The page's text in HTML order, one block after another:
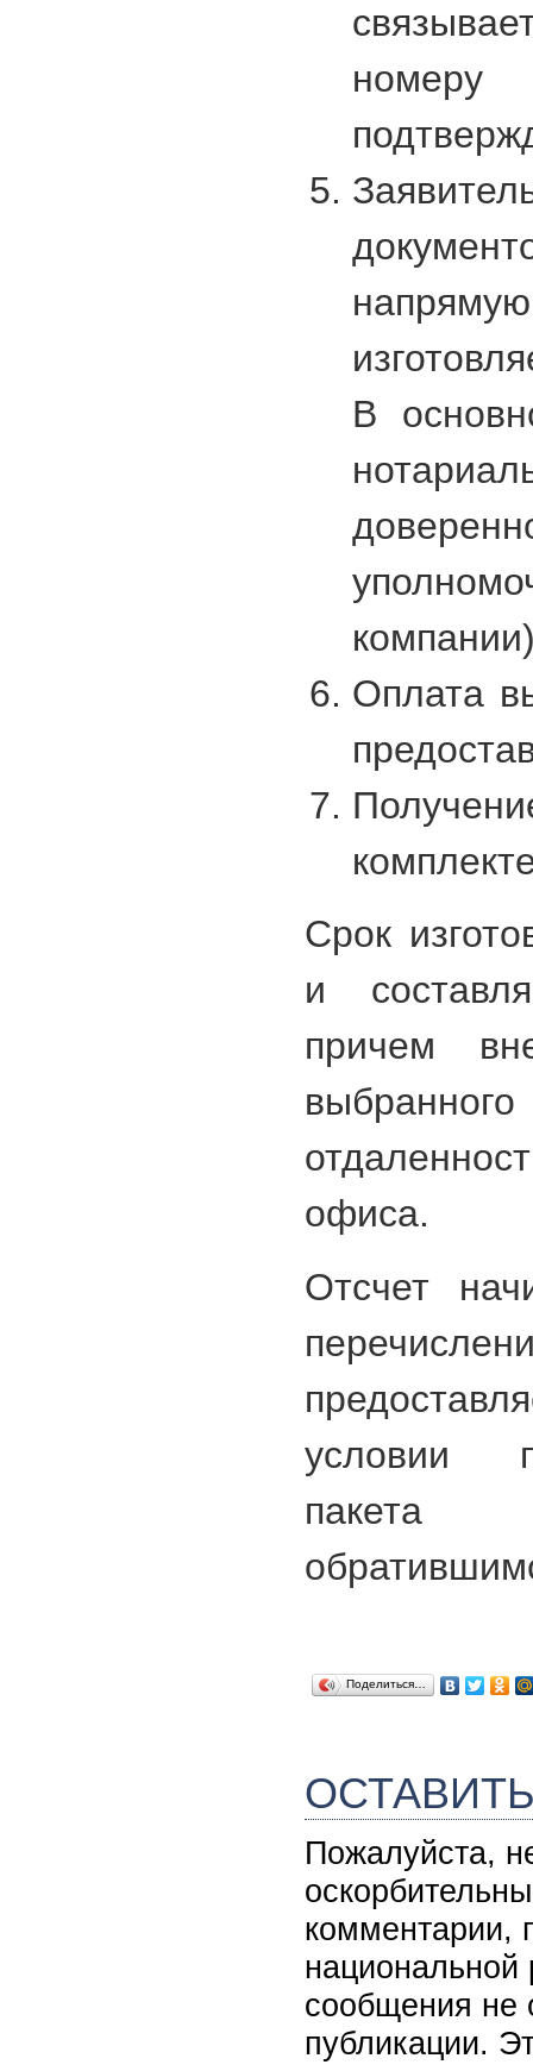
В
Оплата
Срок
и
причем
офиса.
Отсчет
условии
Поделиться…
Пожалуйста,
комментарии,
национальной
сообщения не
публикации.